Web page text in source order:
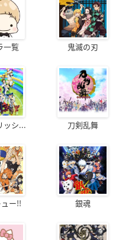
一覧 鬼滅の刃
ッシ... 刀剣乱舞
ー!! 銀魂